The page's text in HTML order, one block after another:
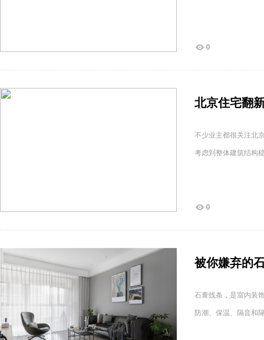
0
北京住宅翻
不少业主都很关注北
考虑到整体建筑结构
0
被你嫌弃的
石膏线条，是室内装
防潮、保温、隔音和